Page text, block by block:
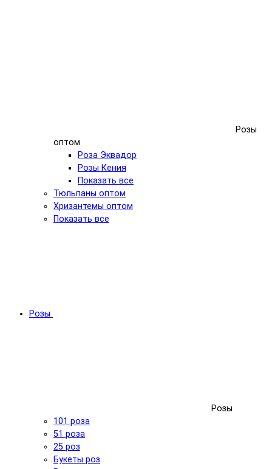
Розы
оптом
Роза Эквадор
Розы Кения
Показать все
Тюльпаны оптом
Хризантемы оптом
Показать все
Розы
Розы
101 роза
51 роза
25 роз
Букеты роз